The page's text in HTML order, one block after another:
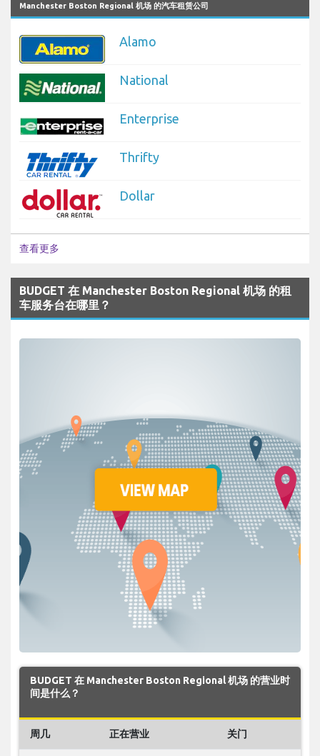
Manchester Boston Regional 机场 的汽车租赁公司
Alamo
National
Enterprise
Thrifty
Dollar
查看更多
BUDGET 在 Manchester Boston Regional 机场 的租
车服务台在哪里？
BUDGET 在 Manchester Boston Regional 机场 的营业时
间是什么？
周几 正在营业 关门